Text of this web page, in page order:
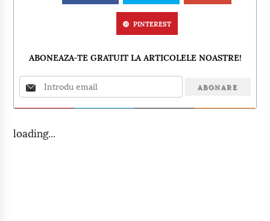
PINTEREST
ABONEAZA-TE GRATUIT LA ARTICOLELE NOASTRE!
loading...